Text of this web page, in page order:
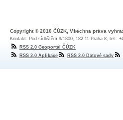
Copyright © 2010 ČÚZK, Všechna práva
Kontakt: Pod sídlištěm 9/1800, 182 11 Praha 8, tel.:
RSS 2.0 Geoportál ČÚZK
RSS 2.0 Aplikace
RSS 2.0 Datové sady